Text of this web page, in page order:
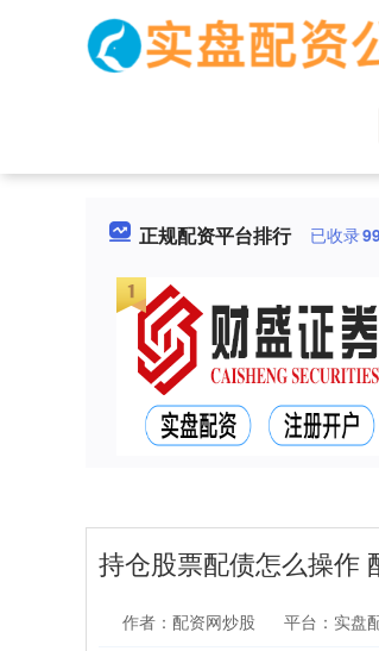
正规配资平台排行 已收录
持仓股票配债怎么操作
作者：配资网炒股 平台：实盘